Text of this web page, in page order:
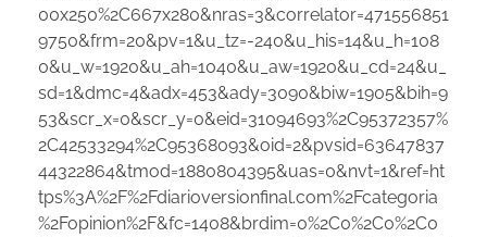
00x250%2C667x280&nras=3&correlator=471556851
9750&frm=20&pv=1&u_tz=-240&u_his=14&u_h=108
0&u_w=1920&u_ah=1040&u_aw=1920&u_cd=24&u_
sd=1&dmc=4&adx=453&ady=3090&biw=1905&bih=9
53&scr_x=0&scr_y=0&eid=31094693%2C95372357%
2C42533294%2C95368093&oid=2&pvsid=63647837
44322864&tmod=1880804395&uas=0&nvt=1&ref=ht
tps%3A%2F%2Fdiarioversionfinal.com%2Fcategoria
%2Fopinion%2F&fc=1408&brdim=0%2C0%2C0%2C0